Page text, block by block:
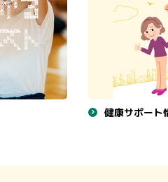
健康サポート